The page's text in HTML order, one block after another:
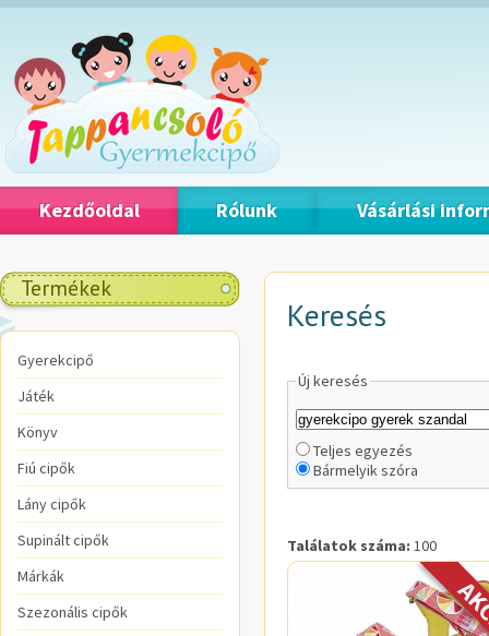
Kezdőoldal Rólunk Vásárlási
Termékek
Gyerekcipő
Játék
Könyv
Fiú cipők
Lány cipők
Supinált cipők
Márkák
Szezonális cipők
Keresés
Új keresés
Teljes egyezés
Bármelyik szóra
Találatok száma: 100